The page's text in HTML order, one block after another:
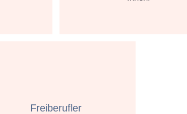
Freiberufler